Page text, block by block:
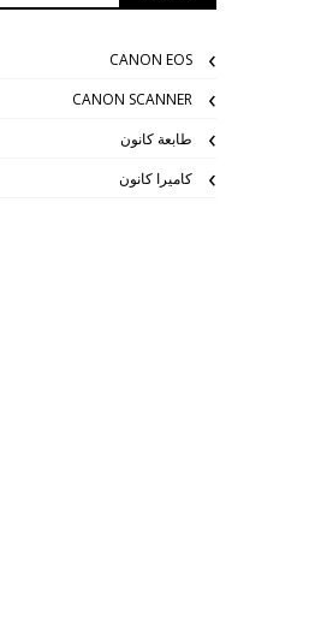
CANON EOS
CANON SCANNER
طابعة كانون
كاميرا كانون